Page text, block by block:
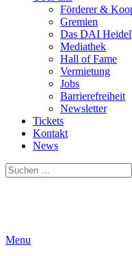
Förderer &
Gremien
Das DAI
Mediathek
Hall of Fame
Vermietung
Jobs
Barrierefreiheit
Newsletter
Tickets
Kontakt
News
Suchen
nach:
Menu